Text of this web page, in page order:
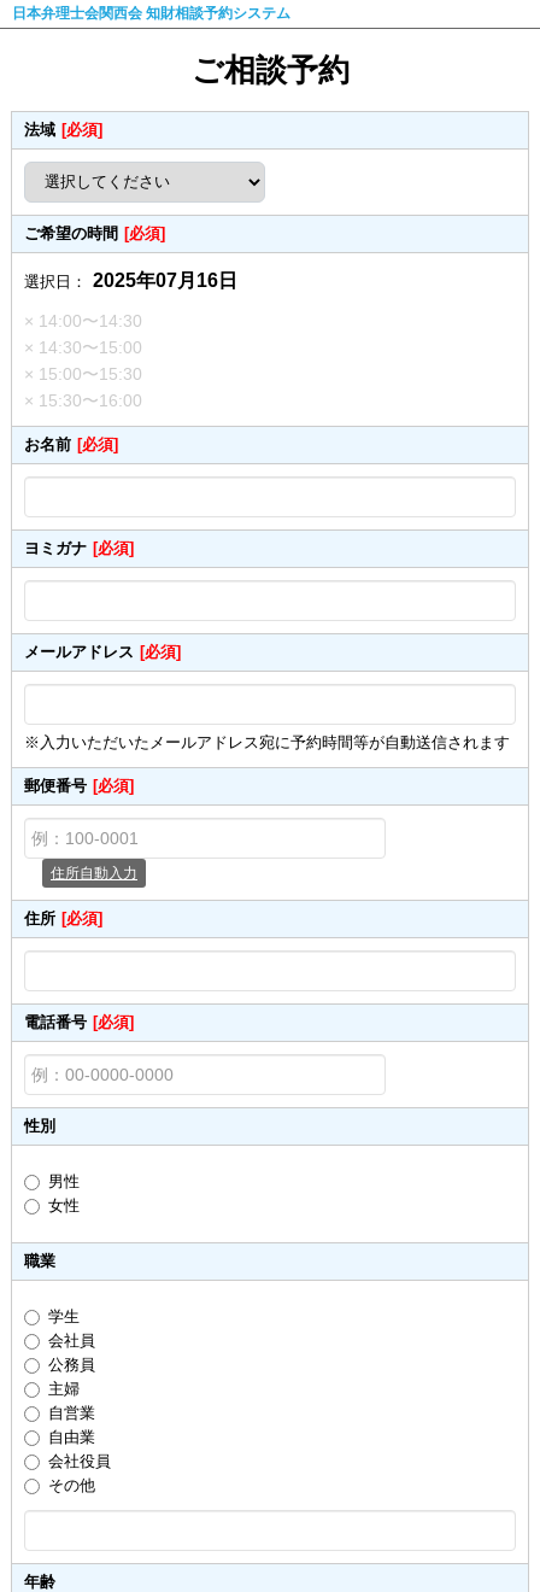
日本弁理士会関西会 知財相談予約システム
ご相談予約
法域 [必須]
ご希望の時間 [必須]
選択日： 2025年07月16日
× 14:00〜14:30
× 14:30〜15:00
× 15:00〜15:30
× 15:30〜16:00
お名前 [必須]
ヨミガナ [必須]
メールアドレス [必須]
※入力いただいたメールアドレス宛に予約時間等が自動送信されます
郵便番号 [必須]
住所自動入力
住所 [必須]
電話番号 [必須]
性別
男性
女性
職業
学生
会社員
公務員
主婦
自営業
自由業
会社役員
その他
年齢